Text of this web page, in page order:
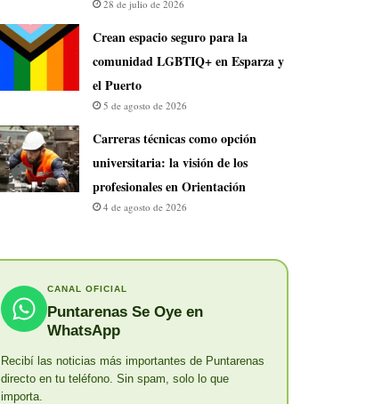
28 de julio de 2026
Crean espacio seguro para la
comunidad LGBTIQ+ en Esparza y
el Puerto
5 de agosto de 2026
Carreras técnicas como opción
universitaria: la visión de los
profesionales en Orientación
4 de agosto de 2026
CANAL OFICIAL
Puntarenas Se Oye en
WhatsApp
Recibí las noticias más importantes de Puntarenas
directo en tu teléfono. Sin spam, solo lo que
importa.